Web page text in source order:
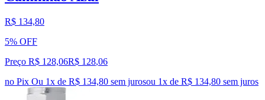
R$ 134,80
5% OFF
Preço R$ 128,06R$ 128,06
no Pix Ou 1x de R$ 134,80 sem jurosou 1x de R$ 134,80 sem juros